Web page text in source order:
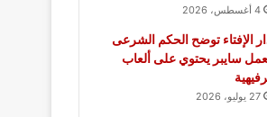
4 أغسطس، 2026
الإفتاء توضح الحكم الشرعى
سايبر يحتوي على ألعاب
27 يوليو، 2026